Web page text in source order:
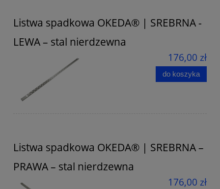
Listwa spadkowa OKEDA® | SREBRNA -
LEWA – stal nierdzewna
176,00 zł
do koszyka
Listwa spadkowa OKEDA® | SREBRNA –
PRAWA – stal nierdzewna
176,00 zł